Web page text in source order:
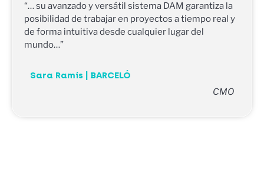
“… su avanzado y versátil sistema DAM garantiza la
posibilidad de trabajar en proyectos a tiempo real y
de forma intuitiva desde cualquier lugar del
mundo…”
Sara Ramis | BARCELÓ
CMO